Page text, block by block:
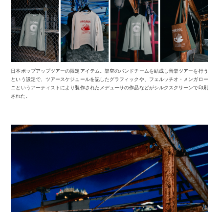
日本ポップアップツアーの限定アイテム。架空のバンドチームを結成し音楽ツアーを行う
という設定で、ツアースケジュールを記したグラフィックや、フェルッチオ・メンガロー
ニというアーティストにより製作されたメデューサの作品などがシルクスクリーンで印刷
された。